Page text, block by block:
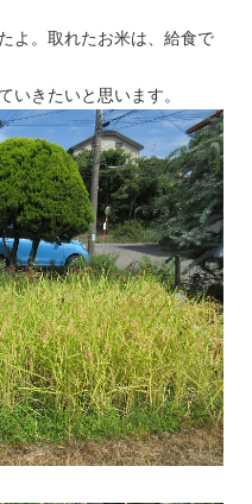
よ。取れたお米は、給食で
いきたいと思います。